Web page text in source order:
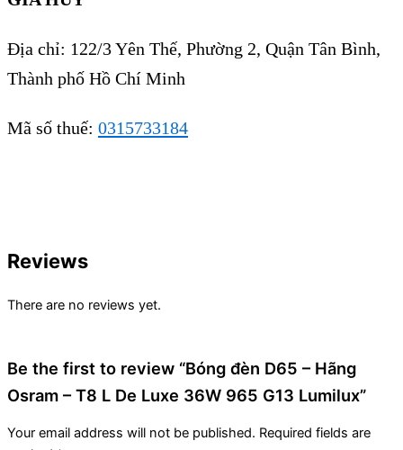
Địa chỉ: 122/3 Yên Thế, Phường 2, Quận Tân Bình,
Thành phố Hồ Chí Minh
Mã số thuế: 0315733184
Reviews
There are no reviews yet.
Be the first to review “Bóng đèn D65 – Hãng
Osram – T8 L De Luxe 36W 965 G13 Lumilux”
Your email address will not be published. Required fields are